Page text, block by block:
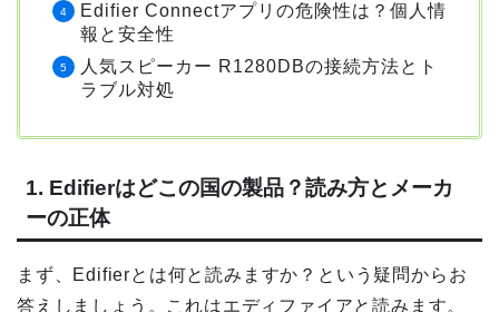
Edifier Connectアプリの危険性は？個人情
報と安全性
人気スピーカー R1280DBの接続方法とト
ラブル対処
1. Edifierはどこの国の製品？読み方とメーカ
ーの正体
まず、Edifierとは何と読みますか？という疑問からお
答えしましょう。これはエディファイアと読みます。